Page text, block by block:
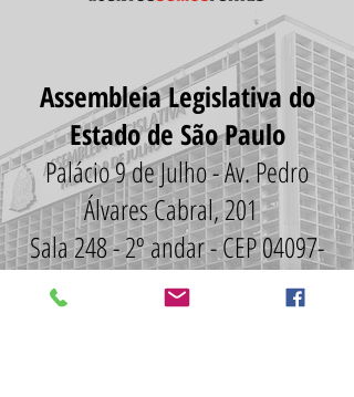
Assembleia Legislativa do
Estado de São Paulo
Palácio 9 de Julho - Av. Pedro
Álvares Cabral, 201
Sala 248 - 2º andar - CEP 04097-
900 - São Paulo/SP